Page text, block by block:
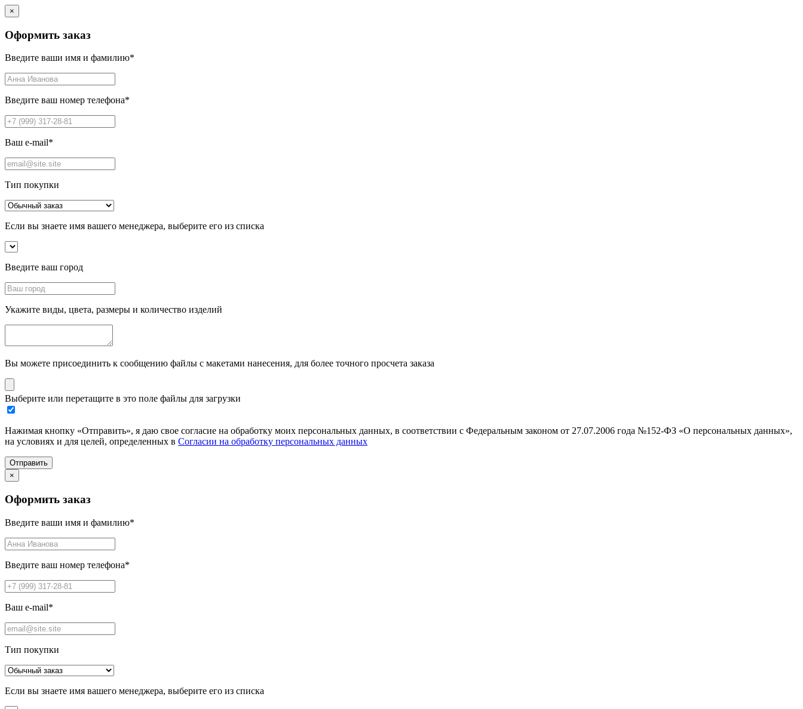
×
Оформить заказ
Введите ваши имя и фамилию*
Введите ваш номер телефона*
Ваш e-mail*
Тип покупки
Если вы знаете имя вашего менеджера, выберите его из списка
Введите ваш город
Укажите виды, цвета, размеры и количество изделий
Вы можете присоединить к сообщению файлы с макетами нанесения, для более точного просчета заказа
Выберите или перетащите в это поле файлы для загрузки
Нажимая кнопку «Отправить», я даю свое согласие на обработку моих персональных данных, в соответствии с Федеральным законом от 27.07.2006 года №152-ФЗ «О персональных данных»,
на условиях и для целей, определенных в Согласии на обработку персональных данных
Отправить
×
Оформить заказ
Введите ваши имя и фамилию*
Введите ваш номер телефона*
Ваш e-mail*
Тип покупки
Если вы знаете имя вашего менеджера, выберите его из списка